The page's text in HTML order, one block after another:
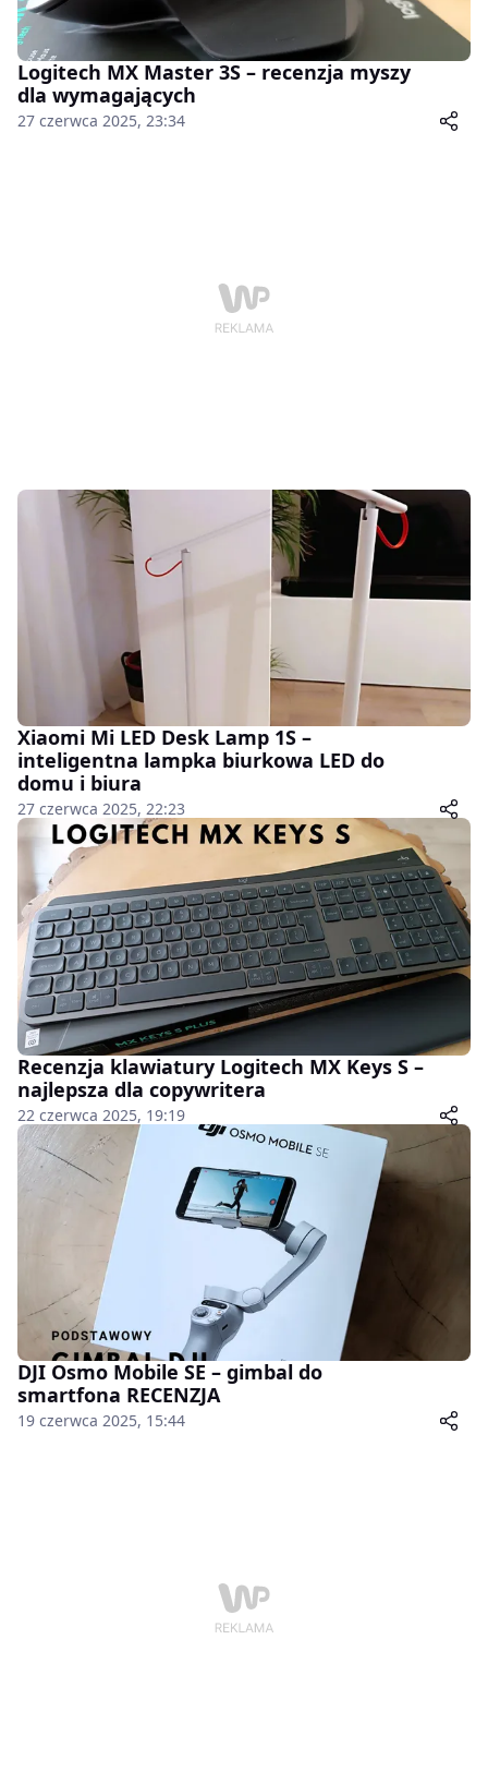
Logitech MX Master 3S – recenzja myszy
dla wymagających
27 czerwca 2025, 23:34
Xiaomi Mi LED Desk Lamp 1S –
inteligentna lampka biurkowa LED do
domu i biura
27 czerwca 2025, 22:23
Recenzja klawiatury Logitech MX Keys S –
najlepsza dla copywritera
22 czerwca 2025, 19:19
DJI Osmo Mobile SE – gimbal do
smartfona RECENZJA
19 czerwca 2025, 15:44